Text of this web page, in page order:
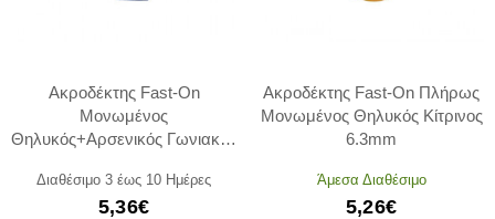
Ακροδέκτης Fast-On
Μονωμένος
Θηλυκός+Αρσενικός Γωνιακός
Διαθέσιμο 3 έως 10 Ημέρες
5,36€
Ακροδέκτης Fast-On Πλήρως
Μονωμένος Θηλυκός Κίτρινος
6.3mm
Άμεσα Διαθέσιμο
5,26€